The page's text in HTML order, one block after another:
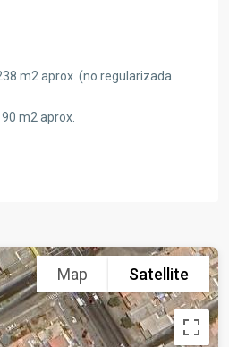
m2 aprox. (no regularizada
m2 aprox.
Map Satellite